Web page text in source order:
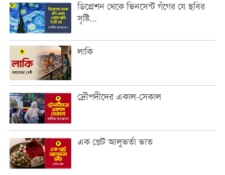
ডিপ্রেশন থেকে ভিনসেন্ট গঁগের যে ছবির
সৃষ্টি...
লাকি
দ্রৌপদীদের একাল-সেকাল
এক প্লেট আলুভর্তা ভাত